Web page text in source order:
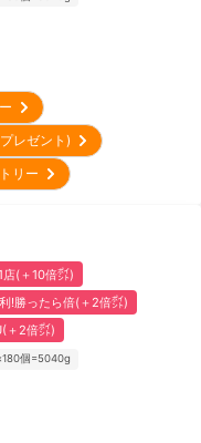
ー
プレゼント)
トリー
店(＋10倍㌽)
!勝ったら倍(＋2倍㌽)
＋2倍㌽)
個=5040g